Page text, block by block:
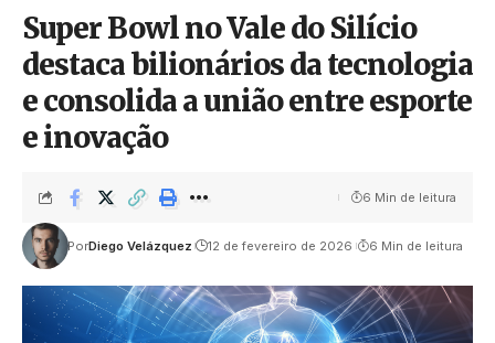
Super Bowl no Vale do Silício
destaca bilionários da tecnologia
e consolida a união entre esporte
e inovação
PorDiego Velázquez 12 de fevereiro de 2026 6 Min de leitura
6 Min de leitura